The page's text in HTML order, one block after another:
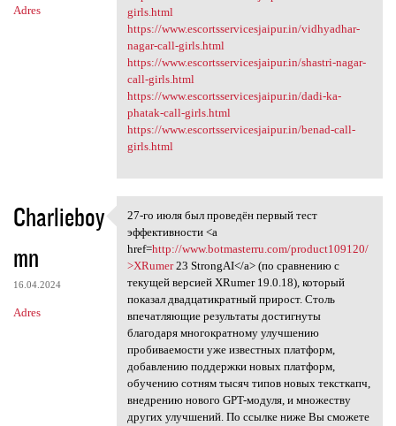
Adres
girls.html
https://www.escortsservicesjaipur.in/vidhyadhar-
nagar-call-girls.html
https://www.escortsservicesjaipur.in/shastri-nagar-
call-girls.html
https://www.escortsservicesjaipur.in/dadi-ka-
phatak-call-girls.html
https://www.escortsservicesjaipur.in/benad-call-
girls.html
Charlieboy
mn
16.04.2024
Adres
27-го июля был проведён
27-го июля был проведён первый тест
эффективности <a
href=http://www.botmasterru.com/product109120/
>XRumer23 StrongAI</a> (по сравнению с
текущей версией XRumer 19.0.18), который
показал двадцатикратный прирост. Столь
впечатляющие результаты достигнуты
благодаря многократному улучшению
пробиваемости уже известных платформ,
добавлению поддержки новых платформ,
обучению сотням тысяч типов новых тексткапч,
внедрению нового GPT-модуля, и множеству
других улучшений. По ссылке ниже Вы сможете